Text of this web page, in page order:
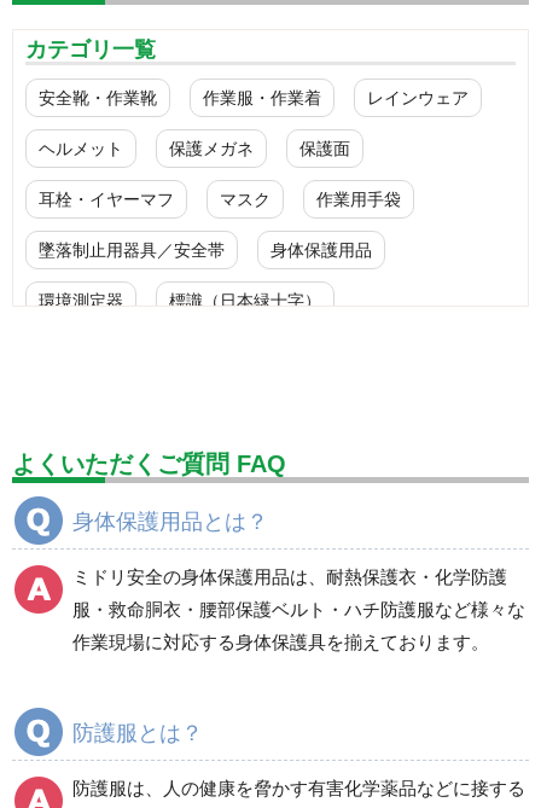
カテゴリ一覧
安全靴・作業靴 作業服・作業着 レインウェア
ヘルメット 保護メガネ 保護面
耳栓・イヤーマフ マスク 作業用手袋
墜落制止用器具／安全帯 身体保護用品
環境測定器 標識（日本緑十字）
設備用品・作業補助用品 工事作業用品
分煙対策機器
電気保守用品 ワイパー クリーンルーム対策用品
防災グッズ（防災セット） 救急医療品
健康管理器具 季節商品 ウイルス対策用品
商品カテゴリ一覧
耐熱保護衣
デュポン(TM) タイベッ
ク(R)製
よくいただくご質問 FAQ
身体保護用品とは？
ミドリ安全の身体保護用品は、耐熱保護衣・化学防護
服・救命胴衣・腰部保護ベルト・ハチ防護服など様々な
作業現場に対応する身体保護具を揃えております。
防護服とは？
防護服は、人の健康を脅かす有害化学薬品などに接する